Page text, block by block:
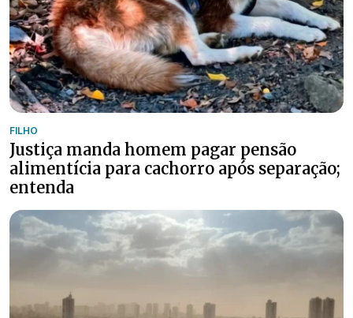
FILHO
Justiça manda homem pagar pensão
alimentícia para cachorro após separação;
entenda